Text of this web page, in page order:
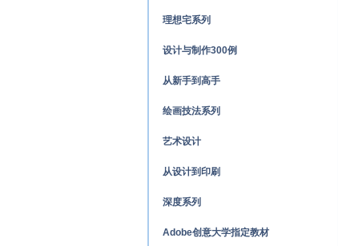
理想宅系列
设计与制作300例
从新手到高手
绘画技法系列
艺术设计
从设计到印刷
深度系列
Adobe创意大学指定教材